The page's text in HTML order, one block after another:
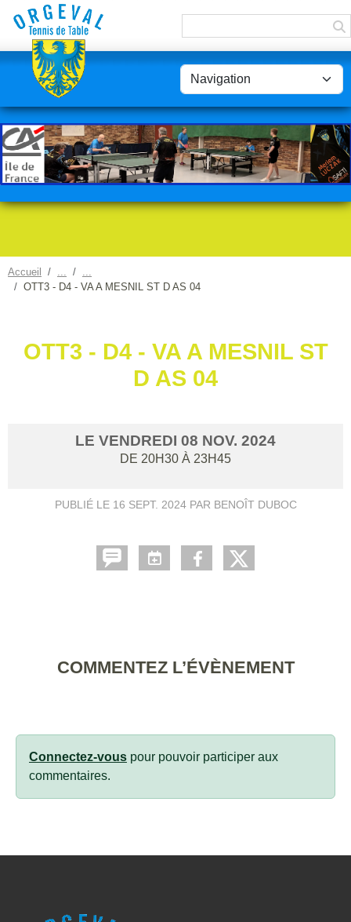
Accueil
OTT3 - D4 - VA A MESNIL ST D AS 04
OTT3 - D4 - VA A MESNIL ST
D AS 04
LE VENDREDI 08 NOV. 2024
DE 20H30 À 23H45
PUBLIÉ LE 16 SEPT. 2024PAR BENOÎT DUBOC
COMMENTEZ L’ÉVÈNEMENT
Connectez-vous pour pouvoir participer aux
commentaires.
Panneau de gestion des cookies